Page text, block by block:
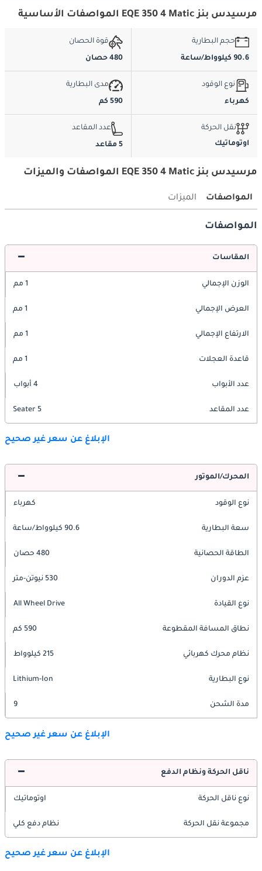
مرسيدس بنز EQE 350 4 Matic المواصفات الأساسية
حجم البطارية
90.6 كيلوواط/ساعة
قوة الحصان
480 حصان
نوع الوقود
كهرباء
مدى البطارية
590 كم
نقل الحركة
اوتوماتيك
عدد المقاعد
5 مقاعد
مرسيدس بنز EQE 350 4 Matic المواصفات والميزات
المواصفات الميزات
المواصفات
المقاسات
الوزن الإجمالي 1 مم
العرض الإجمالي 1 مم
الارتفاع الإجمالي 1 مم
قاعدة العجلات 1 مم
عدد الأبواب 4 أبواب
عدد المقاعد 5 Seater
الإبلاغ عن سعر غير صحيح
المحرك/الموتور
نوع الوقود كهرباء
سعة البطارية 90.6 كيلوواط/ساعة
الطاقة الحصانية 480 حصان
عزم الدوران 530 نيوتن-متر
نوع القيادة All Wheel Drive
نطاق المسافة المقطوعة 590 كم
نظام محرك كهربائي 215 كيلوواط
نوع البطارية Lithium-Ion
مدة الشحن 9
الإبلاغ عن سعر غير صحيح
ناقل الحركة ونظام الدفع
نوع ناقل الحركة اوتوماتيك
مجموعة نقل الحركة نظام دفع كلي
الإبلاغ عن سعر غير صحيح